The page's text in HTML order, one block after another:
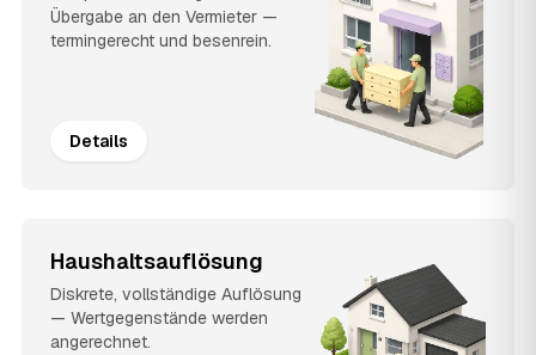
Übergabe an den Vermieter —
termingerecht und besenrein.
Details
Haushaltsauflösung
Diskrete, vollständige Auflösung
— Wertgegenstände werden
angerechnet.